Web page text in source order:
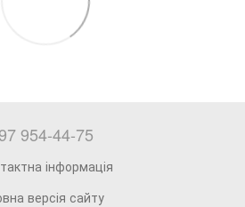
954-44-75
інформація
версія сайту